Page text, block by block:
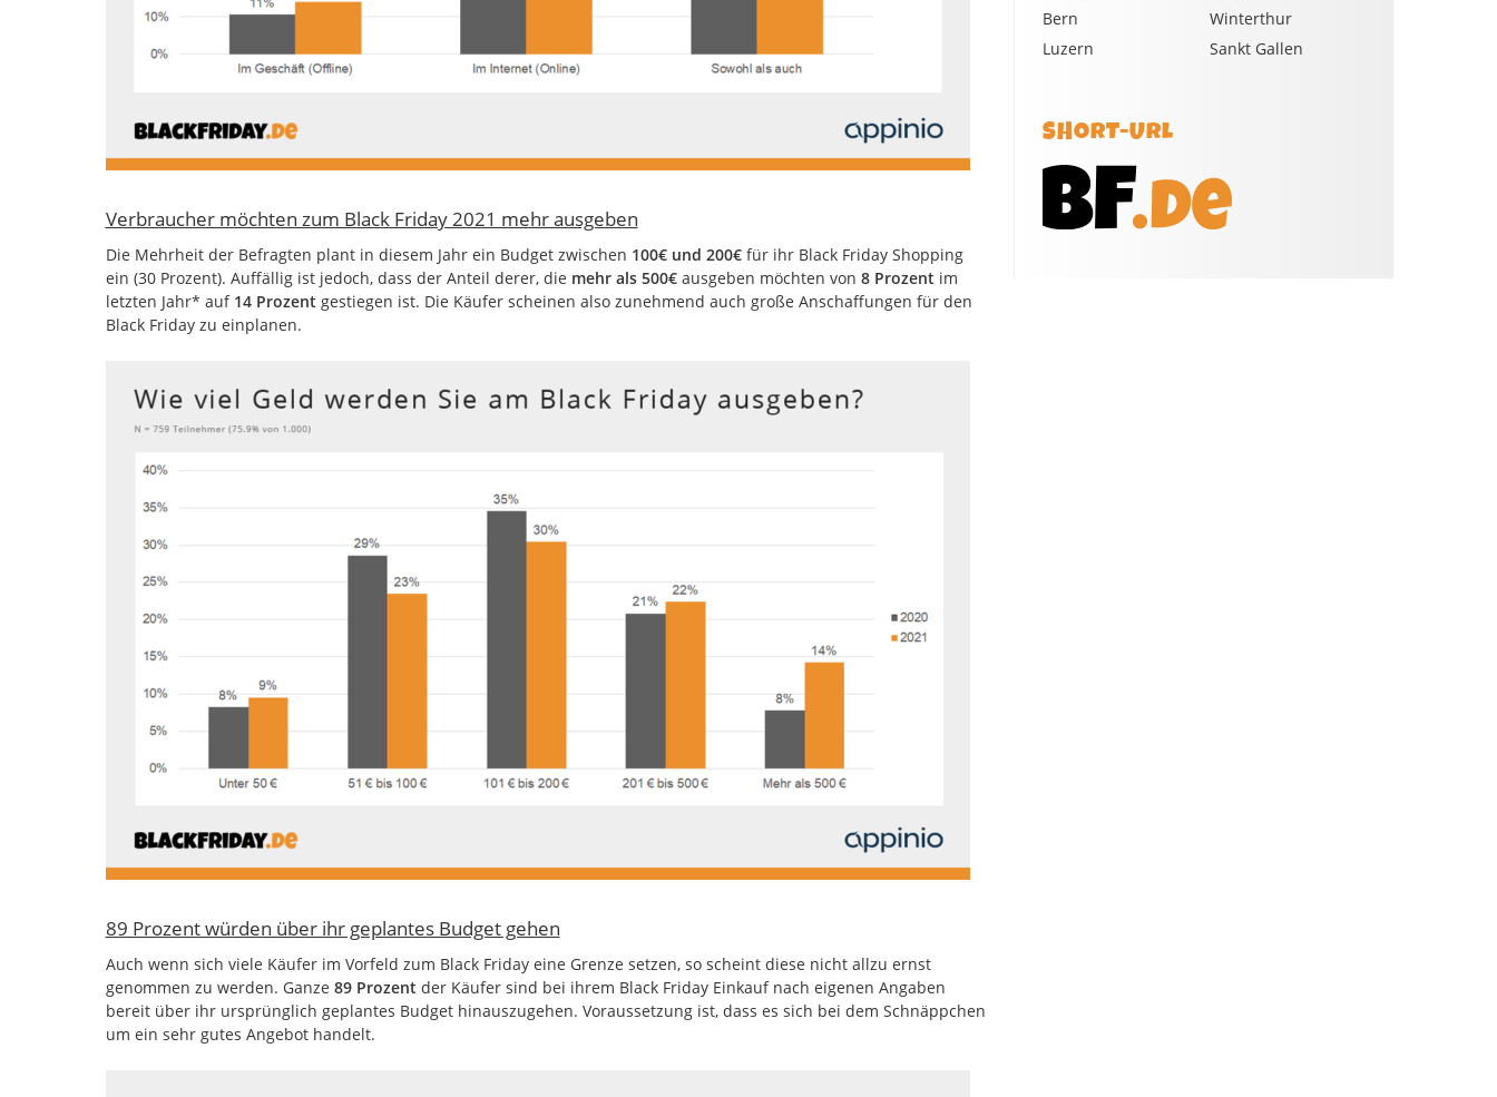
Verbraucher möchten zum Black Friday 2021 mehr ausgeben
Die Mehrheit der Befragten plant in diesem Jahr ein Budget zwischen 100€ und 200€für ihr Black Friday Shopping
ein (30 Prozent). Auffällig ist jedoch, dass der Anteil derer, die mehr als 500€ausgeben möchten von 8 Prozent im
letzten Jahr* auf 14 Prozent gestiegen ist. Die Käufer scheinen also zunehmend auch große Anschaffungen für den
Black Friday zu einplanen.
89 Prozent würden über ihr geplantes Budget gehen
Auch wenn sich viele Käufer im Vorfeld zum Black Friday eine Grenze setzen, so scheint diese nicht allzu ernst
genommen zu werden. Ganze 89 Prozent der Käufer sind bei ihrem Black Friday Einkauf nach eigenen Angaben
bereit über ihr ursprünglich geplantes Budget hinauszugehen. Voraussetzung ist, dass es sich bei dem Schnäppchen
um ein sehr gutes Angebot handelt.
Bern
Winterthur
Luzern
Sankt Gallen
SHORT-URL